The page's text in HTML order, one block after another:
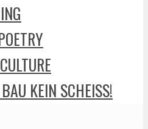
KEIN SCHEISS!